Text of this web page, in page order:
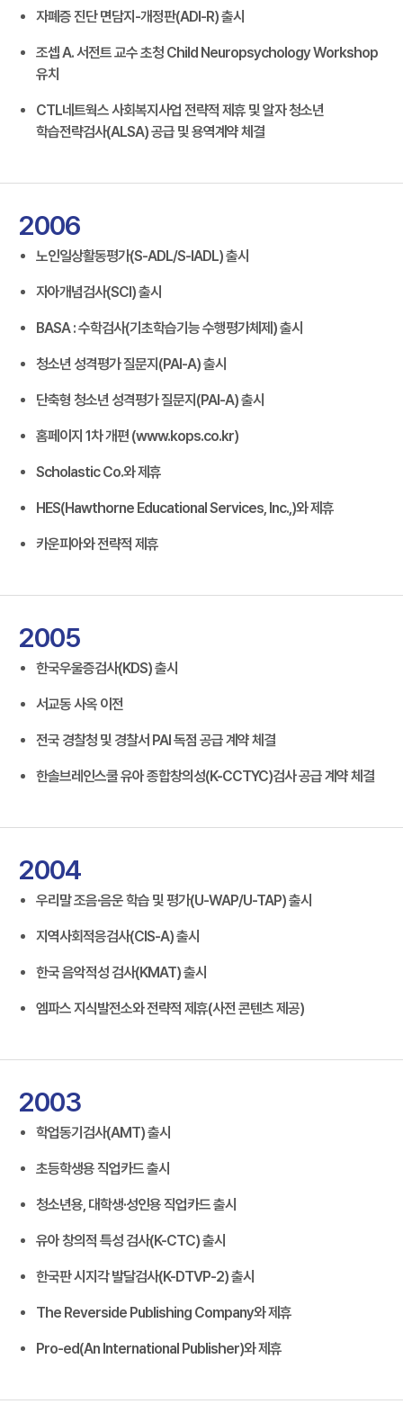
자폐증 진단 면담지-개정판(ADI-R) 출시
조셉 A. 서전트 교수 초청 Child Neuropsychology Workshop
유치
CTL네트웍스 사회복지사업 전략적 제휴 및 알자 청소년
학습전략검사(ALSA) 공급 및 용역계약 체결
2006
노인일상활동평가(S-ADL/S-IADL) 출시
자아개념검사(SCI) 출시
BASA : 수학검사(기초학습기능 수행평가체제) 출시
청소년 성격평가 질문지(PAI-A) 출시
단축형 청소년 성격평가 질문지(PAI-A) 출시
홈페이지 1차 개편 (www.kops.co.kr)
Scholastic Co.와 제휴
HES(Hawthorne Educational Services, Inc.,)와 제휴
카운피아와 전략적 제휴
2005
한국우울증검사(KDS) 출시
서교동 사옥 이전
전국 경찰청 및 경찰서 PAI 독점 공급 계약 체결
한솔브레인스쿨 유아 종합창의성(K-CCTYC)검사 공급 계약 체결
2004
우리말 조음·음운 학습 및 평가(U-WAP/U-TAP) 출시
지역사회적응검사(CIS-A) 출시
한국 음악적성 검사(KMAT) 출시
엠파스 지식발전소와 전략적 제휴(사전 콘텐츠 제공)
2003
학업동기검사(AMT) 출시
초등학생용 직업카드 출시
청소년용, 대학생·성인용 직업카드 출시
유아 창의적 특성 검사(K-CTC) 출시
한국판 시지각 발달검사(K-DTVP-2) 출시
The Reverside Publishing Company와 제휴
Pro-ed(An International Publisher)와 제휴